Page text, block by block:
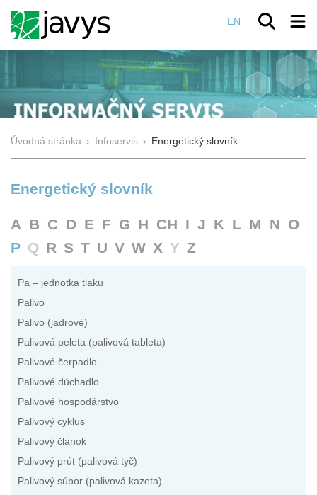
EN
Úvodná stránka › Infoservis › Energetický slovník
Energetický slovník
A B C D E F G H CH I J K L M N O
P Q R S T U V W X Y Z
Pa – jednotka tlaku
Palivo
Palivo (jadrové)
Palivová peleta (palivová tableta)
Palivové čerpadlo
Palivové dúchadlo
Palivové hospodárstvo
Palivový cyklus
Palivový článok
Palivový prút (palivová tyč)
Palivový súbor (palivová kazeta)